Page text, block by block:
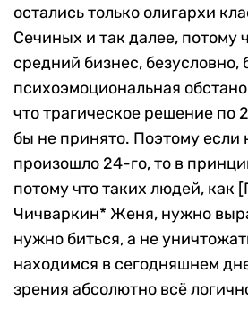
остались только олигархи
Сечиных и так далее, потому
средний бизнес, безусловно,
психоэмоциональная
что трагическое решение по
бы не принято. Поэтому если
произошло 24-го, то в
потому что таких людей, как
Чичваркин* Женя, нужно
нужно биться, а не
находимся в сегодняшнем
зрения абсолютно всё